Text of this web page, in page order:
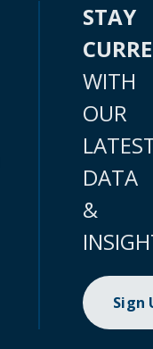
STAY
WITH
OUR
DATA
&
Sign